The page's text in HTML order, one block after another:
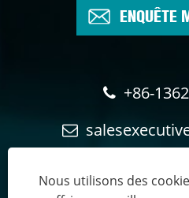
ENQUÊTE
+86-
Nous utilisons des